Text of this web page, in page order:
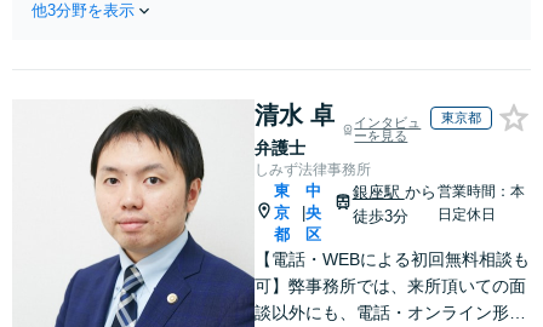
負担を軽減「弁護
士の交渉で慰謝料
交渉も対応可」
【完全個室対応】
報開示請求をおこ
お店の風評被害対
策／売り上げ低下
防止のために尽
力」加害者側の対
応可：開示請求の
きの対処法、被害
者との示談交渉
他3分野を表示
清水 卓
弁護士
インタビュ
ーを見る
東京都
しみず法律事務所
東
京
都
中
央
区
銀座駅 から
徒歩3分
営業時間：本
日定休日
【電話・WEBによる初回無料相談も
可】弊事務所では、来所頂いての面
談以外にも、電話・オンライン形式